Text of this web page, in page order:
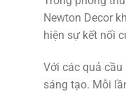
Newton Decor
hiện sự kết nối
Với các quả
sáng tạo. Mỗi